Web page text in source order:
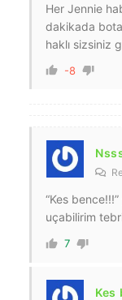
Her Jennie
dakikada
haklı sizsiniz
-8
“Kes
uçabilirim
7
Kes